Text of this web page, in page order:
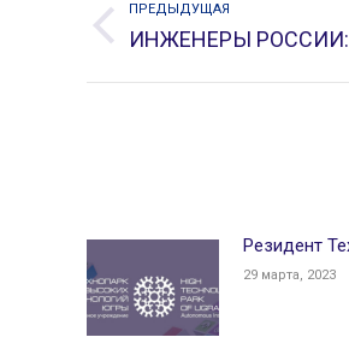
ПО
ЗАПИСЯМ
ПРЕДЫДУЩАЯ
Предыдущая
ИНЖЕНЕРЫ РОССИИ:
Резидент
29 марта, 2023